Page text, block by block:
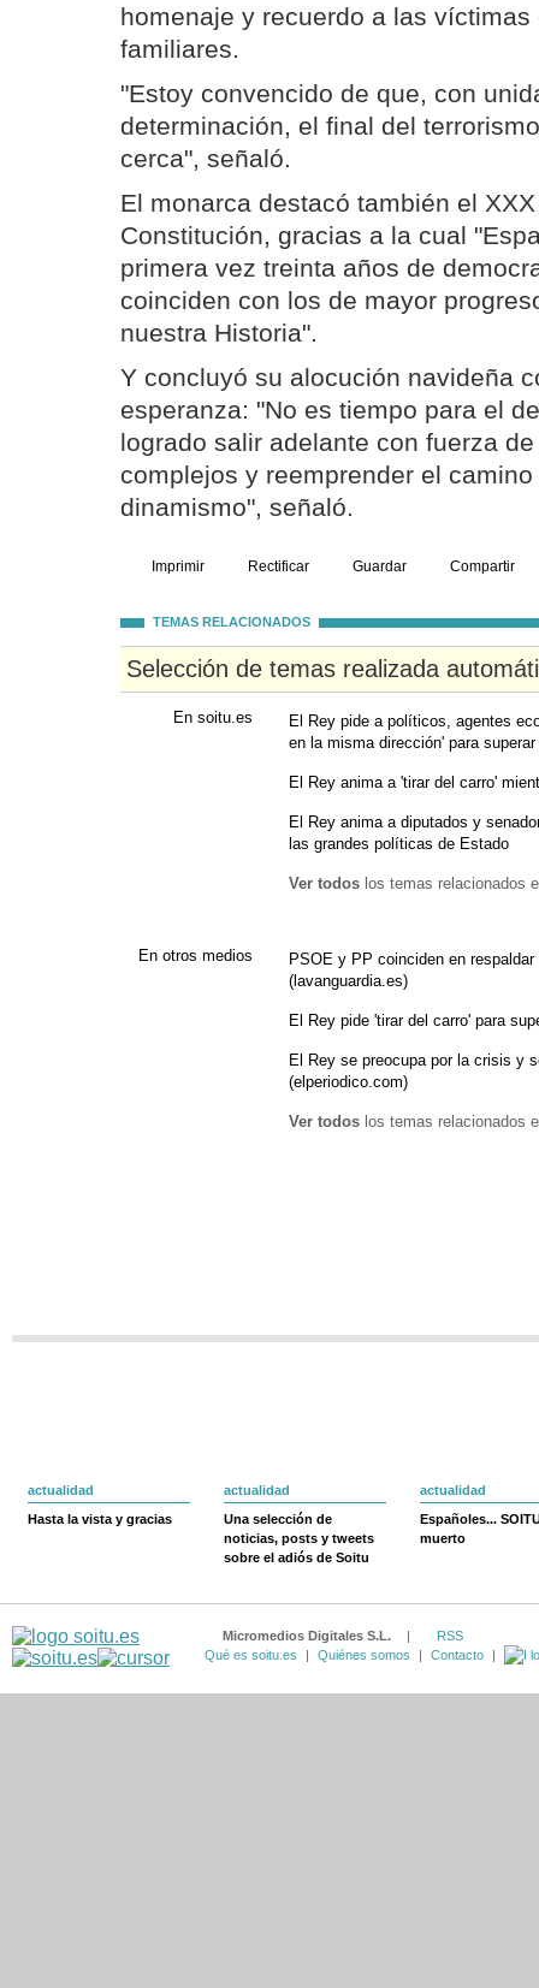
homenaje y recuerdo a las
familiares.
"Estoy convencido de que, con
determinación, el final del
cerca", señaló.
El monarca destacó también el
Constitución, gracias a la cual
primera vez treinta años de
coinciden con los de mayor
nuestra Historia".
Y concluyó su alocución navideña
esperanza: "No es tiempo para el
logrado salir adelante con fuerza
complejos y reemprender el
dinamismo", señaló.
Imprimir Rectificar Guardar Compartir
TEMAS RELACIONADOS
Selección de temas realizada
En soitu.es
El Rey pide a políticos, agentes
en la misma dirección' para
El Rey anima a 'tirar del carro'
El Rey anima a diputados y
las grandes políticas de Estado
Ver todos los temas relacionados
En otros medios
PSOE y PP coinciden en
(lavanguardia.es)
El Rey pide 'tirar del carro' para
El Rey se preocupa por la crisis y
(elperiodico.com)
Ver todos los temas relacionados
actualidad
Hasta la vista y gracias
actualidad
Una selección de
noticias, posts y tweets
sobre el adiós de Soitu
actualidad
Españoles...
muerto
Micromedios Digitales S.L. |
RSS
Qué es soitu.es
| Quiénes somos | Contacto |